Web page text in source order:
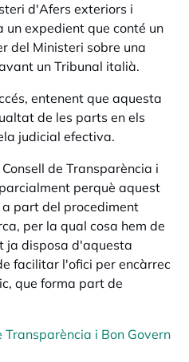
d'Afers exteriors i
un expedient que conté un
del Ministeri sobre una
un Tribunal italià.
entenent que aquesta
de les parts en els
judicial efectiva.
de Transparència i
perquè aquest
a part del procediment
per la qual cosa hem de
ja disposa d'aquesta
facilitar l'ofici per encàrrec
que forma part de
Transparència i Bon Govern